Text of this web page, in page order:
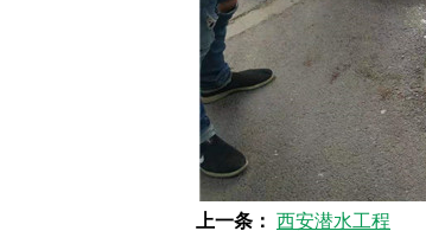
上一条： 西安潜水工程